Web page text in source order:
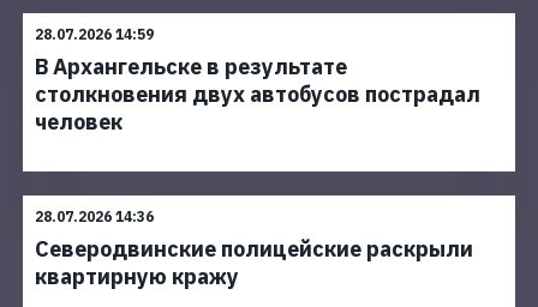
28.07.2026 14:59
В Архангельске в результате
столкновения двух автобусов пострадал
человек
28.07.2026 14:36
Северодвинские полицейские раскрыли
квартирную кражу